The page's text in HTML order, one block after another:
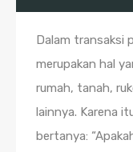
Dalam transaksi
merupakan hal
rumah, tanah,
lainnya. Karena
bertanya: